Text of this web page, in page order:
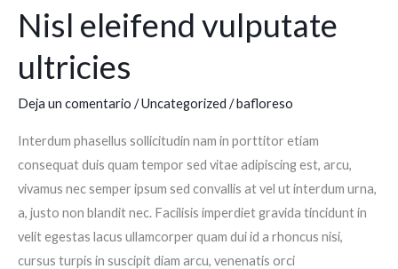
Nisl eleifend vulputate
ultricies
Deja un comentario /Uncategorized / bafloreso
Interdum phasellus sollicitudin nam in porttitor etiam
consequat duis quam tempor sed vitae adipiscing est, arcu,
vivamus nec semper ipsum sed convallis at vel ut interdum urna,
a, justo non blandit nec. Facilisis imperdiet gravida tincidunt in
velit egestas lacus ullamcorper quam dui id a rhoncus nisi,
cursus turpis in suscipit diam arcu, venenatis orci